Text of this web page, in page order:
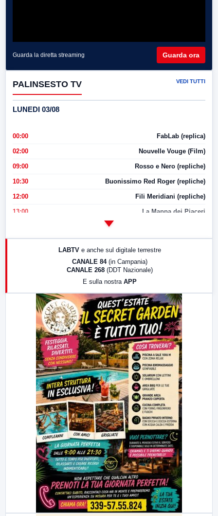
Guarda la diretta streaming Guarda ora
PALINSESTO TV VEDI TUTTI
LUNEDI 03/08
00:00 FabLab (replica)
02:00 Nouvelle Vouge (Film)
09:00 Rosso e Nero (repliche)
10:30 Buonissimo Red Roger (repliche)
12:00 Fili Meridiani (repliche)
13:00 La Mappa dei Piaceri
17:00 LabNews (replica)
LabNews (replica)
LABTV e anche sul digitale terrestre
CANALE 84 (in Campania)
CANALE 268 (DDT Nazionale)
E sulla nostra APP